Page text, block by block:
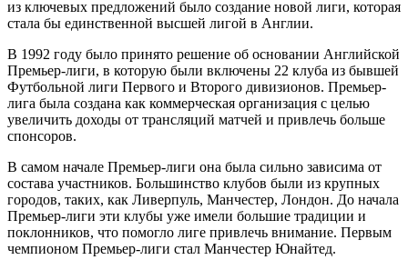
из ключевых предложений было создание новой лиги, которая
стала бы единственной высшей лигой в Англии.
В 1992 году было принято решение об основании Английской
Премьер-лиги, в которую были включены 22 клуба из бывшей
Футбольной лиги Первого и Второго дивизионов. Премьер-
лига была создана как коммерческая организация с целью
увеличить доходы от трансляций матчей и привлечь больше
спонсоров.
В самом начале Премьер-лиги она была сильно зависима от
состава участников. Большинство клубов были из крупных
городов, таких, как Ливерпуль, Манчестер, Лондон. До начала
Премьер-лиги эти клубы уже имели большие традиции и
поклонников, что помогло лиге привлечь внимание. Первым
чемпионом Премьер-лиги стал Манчестер Юнайтед.